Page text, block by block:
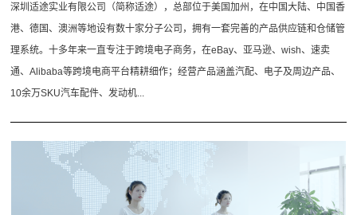
深圳适途实业有限公司（简称适途），总部位于美国加州，在中国大陆、中国香
港、德国、澳洲等地设有数十家分子公司，拥有一套完善的产品供应链和仓储管
理系统。十多年来一直专注于跨境电子商务，在eBay、亚马逊、wish、速卖
通、Alibaba等跨境电商平台精耕细作；经营产品涵盖汽配、电子及周边产品、
10余万SKU汽车配件、发动机...